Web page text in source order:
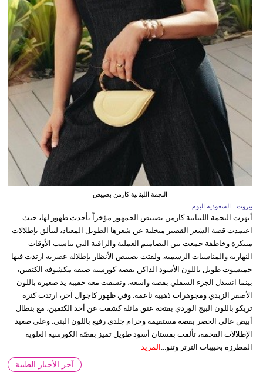
النجمة اللبنانية كارمن بصيبص
بيروت - السعودية اليوم
أبهرت النجمة اللبنانية كارمن بصيبص الجمهور مؤخراً بأحدث ظهور لها، حيث
اعتمدت قصة الشعر القصير متخلية عن شعرها الطويل المعتاد، لتتألق بإطلالات
مبتكرة وخاطفة جمعت بين التصاميم العملية والراقية التي تناسب الأوقات
النهارية والمناسبات الرسمية. ولفتت بصيبص الأنظار بإطلالة عصرية ارتدت فيها
جمبسوت طويل باللون الأسود الداكن بقصة كورسيه ضيقة مكشوفة الكتفين،
بينما انسدل الجزء السفلي بقصة واسعة، ونسقت معه حقيبة يد صغيرة باللون
الأصفر الزبدي ومجوهرات ذهبية ناعمة. وفي ظهور كاجوال آخر، ارتدت كنزة
تريكو باللون البيج الوردي بفتحة عنق مائلة كشفت عن أحد الكتفين، مع بنطال
أبيض عالي الخصر بقصة مستقيمة وحزام جلدي رفيع باللون البني. وعلى صعيد
الإطلالات الفخمة، تألقت بفستان أسود طويل تميز بقصّة الكورسيه العلوية
المطرزة بحبيبات الترتر وتنو... المزيد
آخر الأخبار الطبية